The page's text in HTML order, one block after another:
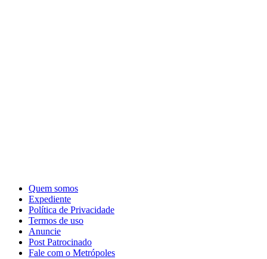
Quem somos
Expediente
Política de Privacidade
Termos de uso
Anuncie
Post Patrocinado
Fale com o Metrópoles